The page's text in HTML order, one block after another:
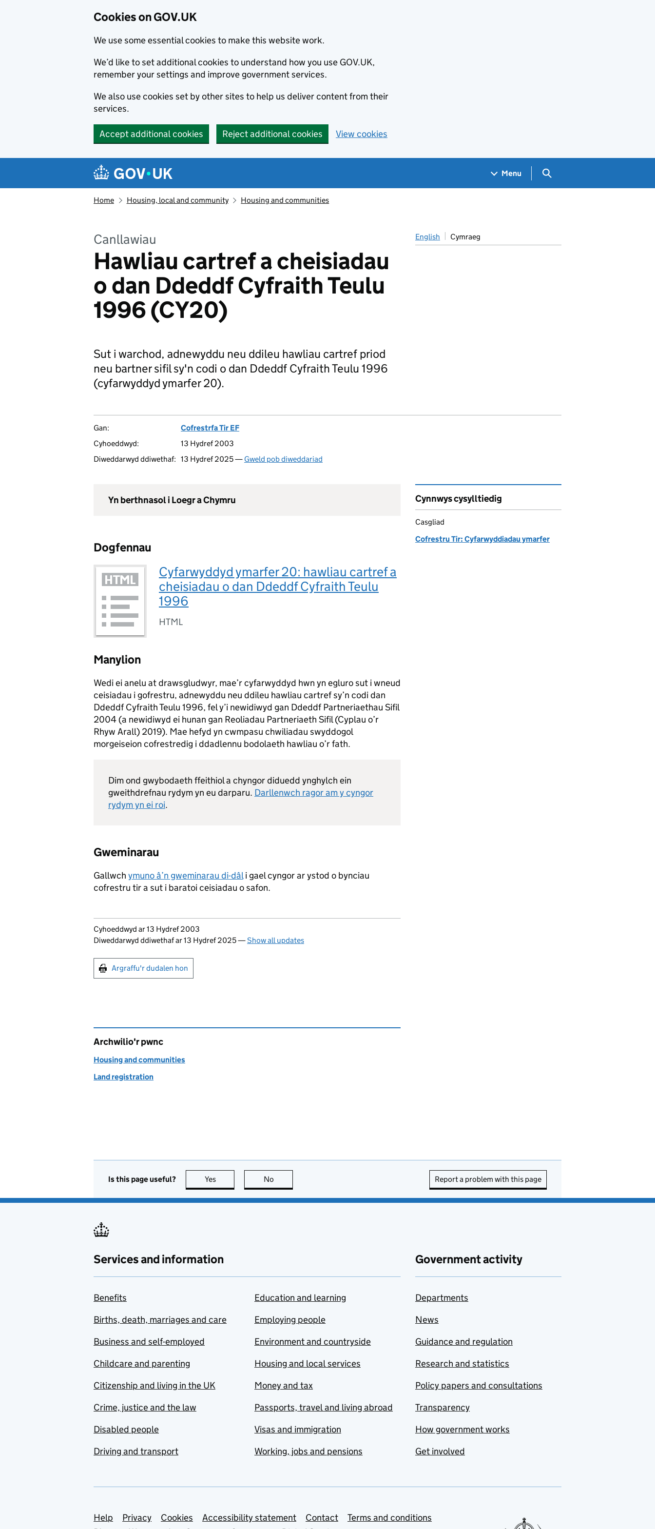
Cookies on GOV.UK
We use some essential cookies to make this website work.
We’d like to set additional cookies to understand how you use GOV.UK,
remember your settings and improve government services.
We also use cookies set by other sites to help us deliver content from their
services.
Accept additional cookies Reject additional cookies View cookies
Navigation menu
Menu Search GOV.UK
Home Housing, local and community Housing and communities
Canllawiau
Hawliau cartref a cheisiadau
o dan Ddeddf Cyfraith Teulu
1996 (CY20)
English Cymraeg
Sut i warchod, adnewyddu neu ddileu hawliau cartref priod
neu bartner sifil sy'n codi o dan Ddeddf Cyfraith Teulu 1996
(cyfarwyddyd ymarfer 20).
Gan:
Cofrestrfa Tir EF
Cyhoeddwyd:
13 Hydref 2003
Diweddarwyd ddiwethaf: 13 Hydref 2025 — Gweld pob diweddariad
Yn berthnasol i Loegr a Chymru
Dogfennau
Cyfarwyddyd ymarfer 20: hawliau cartref a
cheisiadau o dan Ddeddf Cyfraith Teulu
1996
HTML
Manylion
Wedi ei anelu at drawsgludwyr, mae’r cyfarwyddyd hwn yn egluro sut i wneud
ceisiadau i gofrestru, adnewyddu neu ddileu hawliau cartref sy’n codi dan
Ddeddf Cyfraith Teulu 1996, fel y’i newidiwyd gan Ddeddf Partneriaethau Sifil
2004 (a newidiwyd ei hunan gan Reoliadau Partneriaeth Sifil (Cyplau o’r
Rhyw Arall) 2019). Mae hefyd yn cwmpasu chwiliadau swyddogol
morgeiseion cofrestredig i ddadlennu bodolaeth hawliau o’r fath.
Dim ond gwybodaeth ffeithiol a chyngor diduedd ynghylch ein
gweithdrefnau rydym yn eu darparu. Darllenwch ragor am y cyngor
rydym yn ei roi.
Gweminarau
Gallwch ymuno â’n gweminarau di-dâli gael cyngor ar ystod o bynciau
cofrestru tir a sut i baratoi ceisiadau o safon.
Updates to this page
Cyhoeddwyd ar 13 Hydref 2003
Diweddarwyd ddiwethaf ar 13 Hydref 2025—Show all updates
Argraffu'r dudalen hon
Argraffu'r dudalen hon
Cynnwys cysylltiedig
Casgliad
Cofrestru Tir: Cyfarwyddiadau ymarfer
Archwilio'r pwnc
Housing and communities
Land registration
Is this page useful? Yes this page is useful
No Report a problem with this page
Services and information
Benefits
Births, death, marriages and care
Business and self-employed
Childcare and parenting
Citizenship and living in the UK
Crime, justice and the law
Disabled people
Driving and transport
Education and learning
Employing people
Environment and countryside
Housing and local services
Money and tax
Passports, travel and living abroad
Visas and immigration
Working, jobs and pensions
Government activity
Departments
News
Guidance and regulation
Research and statistics
Policy papers and consultations
Transparency
How government works
Get involved
Support links
Help Privacy Cookies Accessibility statement Contact
Terms and conditions